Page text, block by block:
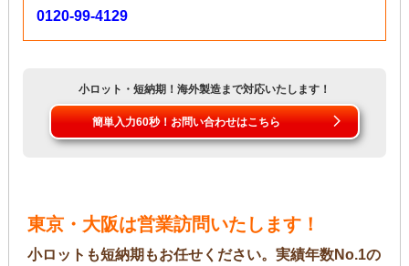
0120-99-4129
小ロット・短納期！海外製造まで対応いたします！
簡単入力60秒！お問い合わせはこちら
東京・大阪は営業訪問いたします！
小ロットも短納期もお任せください。実績年数No.1の